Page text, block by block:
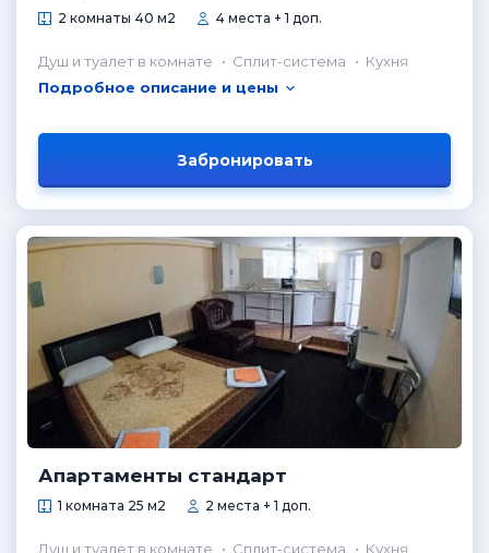
2 комнаты 40 м2 4 места + 1 доп.
Душ и туалет в комнате Сплит-система
Кухня
Подробное описание и цены
Забронировать
Апартаменты стандарт
1 комната 25 м2 2 места + 1 доп.
Душ и туалет в комнате Сплит-система Кухня